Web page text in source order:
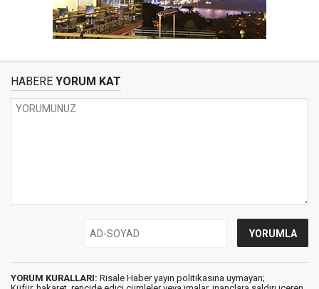
HABERE YORUM KAT
YORUM KURALLARI: Risale Haber yayın politikasına uymayan;